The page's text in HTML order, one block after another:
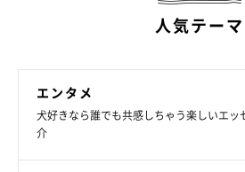
食パン座椅子、しばらくはこむぎと次
人気テーマ
エンタメ
犬好きなら誰でも共感しちゃう楽しいエッ
介